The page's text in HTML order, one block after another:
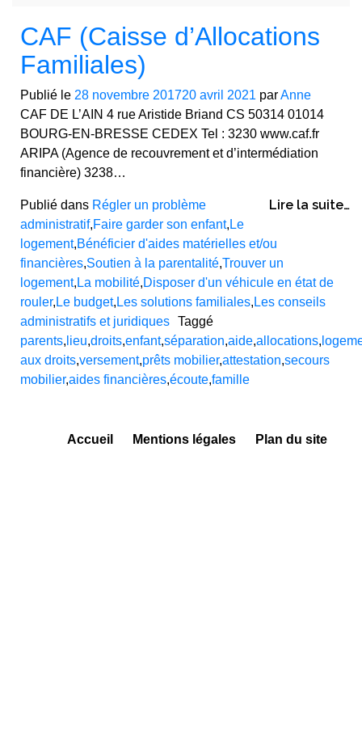
CAF (Caisse d’Allocations
Familiales)
Publié le 28 novembre 201720 avril 2021 parAnne
CAF DE L’AIN 4 rue Aristide Briand CS 50314 01014
BOURG-EN-BRESSE CEDEX Tel : 3230 www.caf.fr
ARIPA (Agence de recouvrement et d’intermédiation
financière) 3238…
Lire la suite…
Publié dans Régler un problème
administratif,Faire garder son enfant, Le
logement,Bénéficier d'aides matérielles et/ou
financières,Soutien à la parentalité,Trouver un
logement, La mobilité,Disposer d'un véhicule en état de
rouler, Le budget, Les solutions familiales, Les conseils
administratifs et juridiques Taggé
parents, lieu,droits,enfant,séparation,aide,allocations,
aux droits,versement,prêts mobilier,attestation,secours
mobilier,aides financières,écoute,famille
Accueil Mentions légales Plan du site